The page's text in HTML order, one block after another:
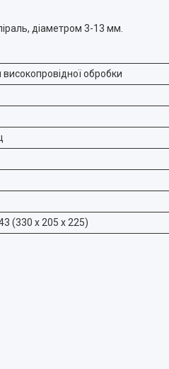
діаметром 3-13 мм.
обробки
(330 х 205 х 225)